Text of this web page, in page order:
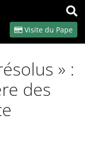
OK
Visite du Pape
» :
des